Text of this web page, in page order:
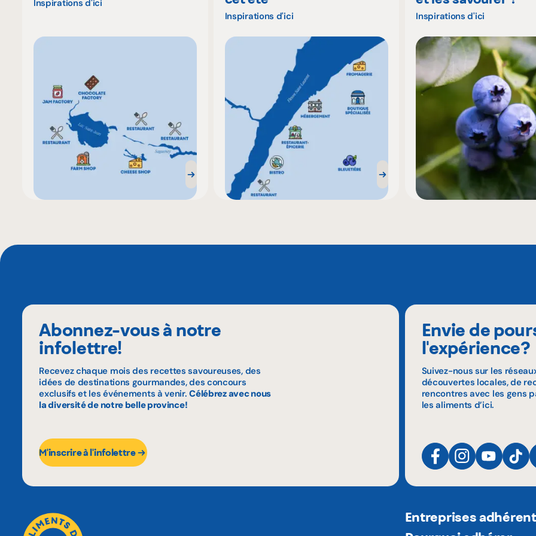
Inspirations d'ici
Inspirations d'ici Inspirations d'ici
Abonnez-vous à notre
infolettre!
Recevez chaque mois des recettes savoureuses, des
idées de destinations gourmandes, des concours
exclusifs et les événements à venir.Célébrez avec nous
la diversité de notre belle province!
M'inscrire à l'infolettre
Envie de
l'expérience?
Suivez-nous sur les
découvertes locales, de
rencontres avec les gens
les aliments d’ici.
Entreprises